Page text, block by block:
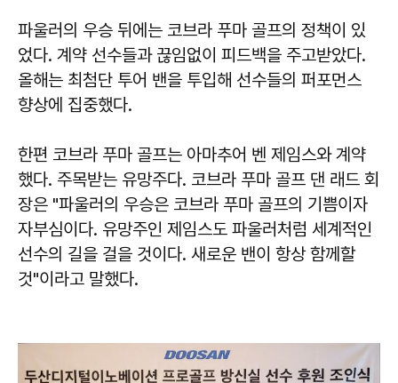
파울러의 우승 뒤에는 코브라 푸마 골프의 정책이 있
었다. 계약 선수들과 끊임없이 피드백을 주고받았다.
올해는 최첨단 투어 밴을 투입해 선수들의 퍼포먼스
향상에 집중했다.
한편 코브라 푸마 골프는 아마추어 벤 제임스와 계약
했다. 주목받는 유망주다. 코브라 푸마 골프 댄 래드 회
장은 "파울러의 우승은 코브라 푸마 골프의 기쁨이자
자부심이다. 유망주인 제임스도 파울러처럼 세계적인
선수의 길을 걸을 것이다. 새로운 밴이 항상 함께할
것"이라고 말했다.